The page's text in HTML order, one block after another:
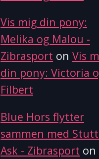
Vis mig din pony:
Melika og Malou -
Zibrasport on Vis
din pony: Victoria
Filbert
Blue Hors flytter
sammen med
Ask - Zibrasport on